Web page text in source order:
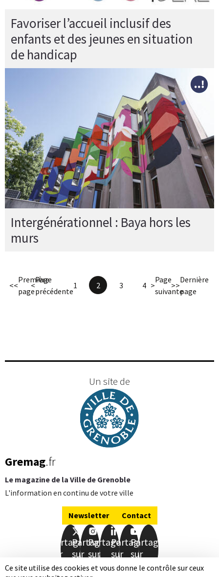
Ce site utilise des cookies et vous donne le contrôle sur ceux
Favoriser l’accueil inclusif des
enfants et des jeunes en situation
de handicap
Intergénérationnel : Baya hors les
murs
<<
Première
page
<
Page
précédente
1 2 3 4 >
Page
suivante
>>
Dernière
page
Un site de
Gremag.fr
Le magazine de la Ville de Grenoble
L'information en continu de votre ville
Newsletter Contact
Partager
sur
Facebook
Partager
sur
Twitter
Partager
sur
Instagram
Partager
sur
LinkedIn
Partager
sur
Youtube